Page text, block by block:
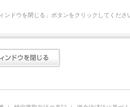
ンドウを閉じる」ボタンをクリックしてくださ